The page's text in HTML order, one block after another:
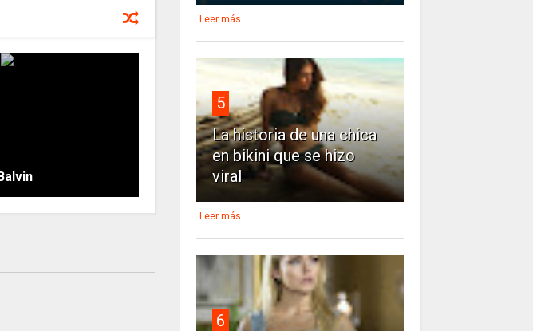
Leer más
5
La historia de una chica
en bikini que se hizo
viral
Leer más
6